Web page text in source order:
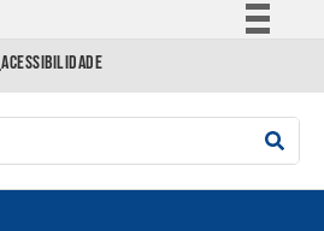
Comunica BR
Acesso à informação
ACESSIBILIDADE